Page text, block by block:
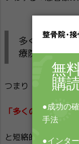
多くの「患者
療院」と患者
つまり
「多くの患者様
と短絡的に判断して